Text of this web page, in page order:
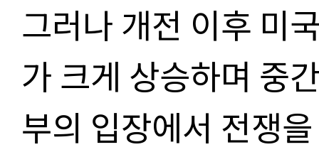
그러나 개전 이후 미
가 크게 상승하며 중
부의 입장에서 전쟁